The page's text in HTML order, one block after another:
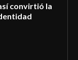
convirtió la